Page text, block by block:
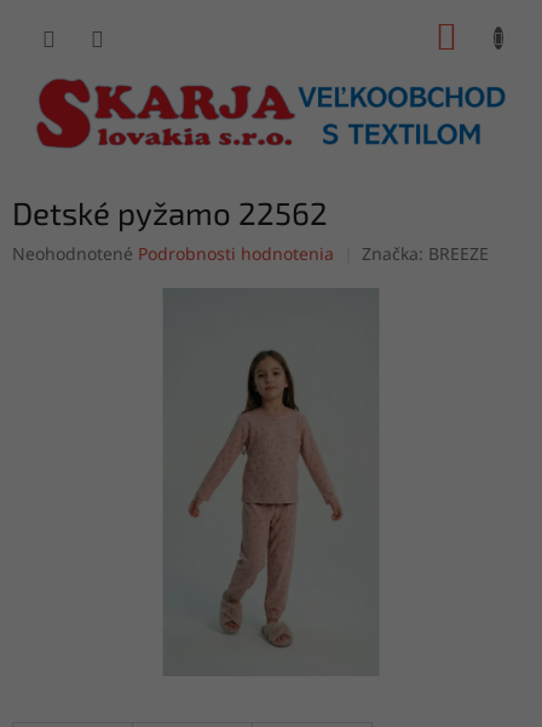
Detské pyžamo 22562
Priemerné
Neohodnotené Podrobnosti hodnotenia Značka: BREEZE